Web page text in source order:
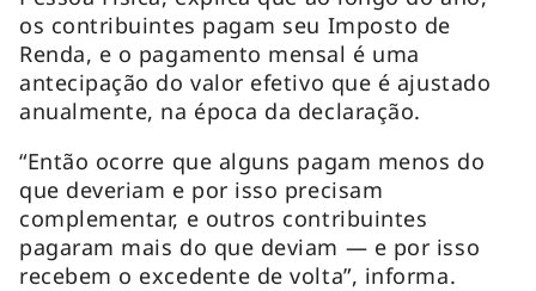
os contribuintes pagam seu Imposto de
Renda, e o pagamento mensal é uma
antecipação do valor efetivo que é ajustado
anualmente, na época da declaração.
“Então ocorre que alguns pagam menos do
que deveriam e por isso precisam
complementar, e outros contribuintes
pagaram mais do que deviam — e por isso
recebem o excedente de volta”, informa.